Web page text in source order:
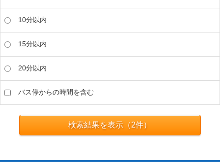
10分以内
15分以内
20分以内
バス停からの時間を含む
検索結果を表示（2件）